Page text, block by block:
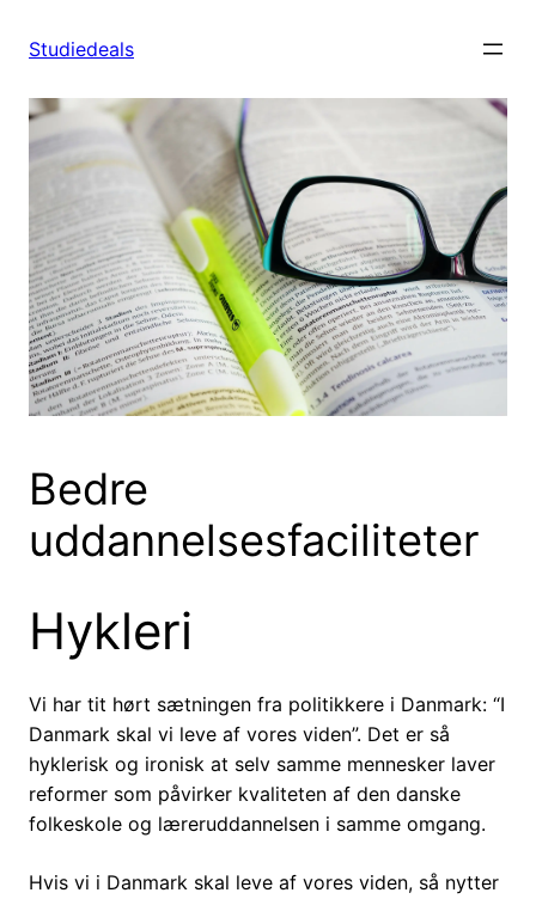
Studiedeals
Bedre
uddannelsesfaciliteter
Hykleri
Vi har tit hørt sætningen fra politikkere i Danmark: “I
Danmark skal vi leve af vores viden”. Det er så
hyklerisk og ironisk at selv samme mennesker laver
reformer som påvirker kvaliteten af den danske
folkeskole og læreruddannelsen i samme omgang.
Hvis vi i Danmark skal leve af vores viden, så nytter